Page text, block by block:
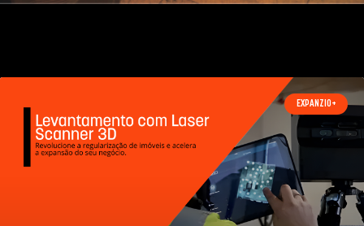
EXPANZIO+